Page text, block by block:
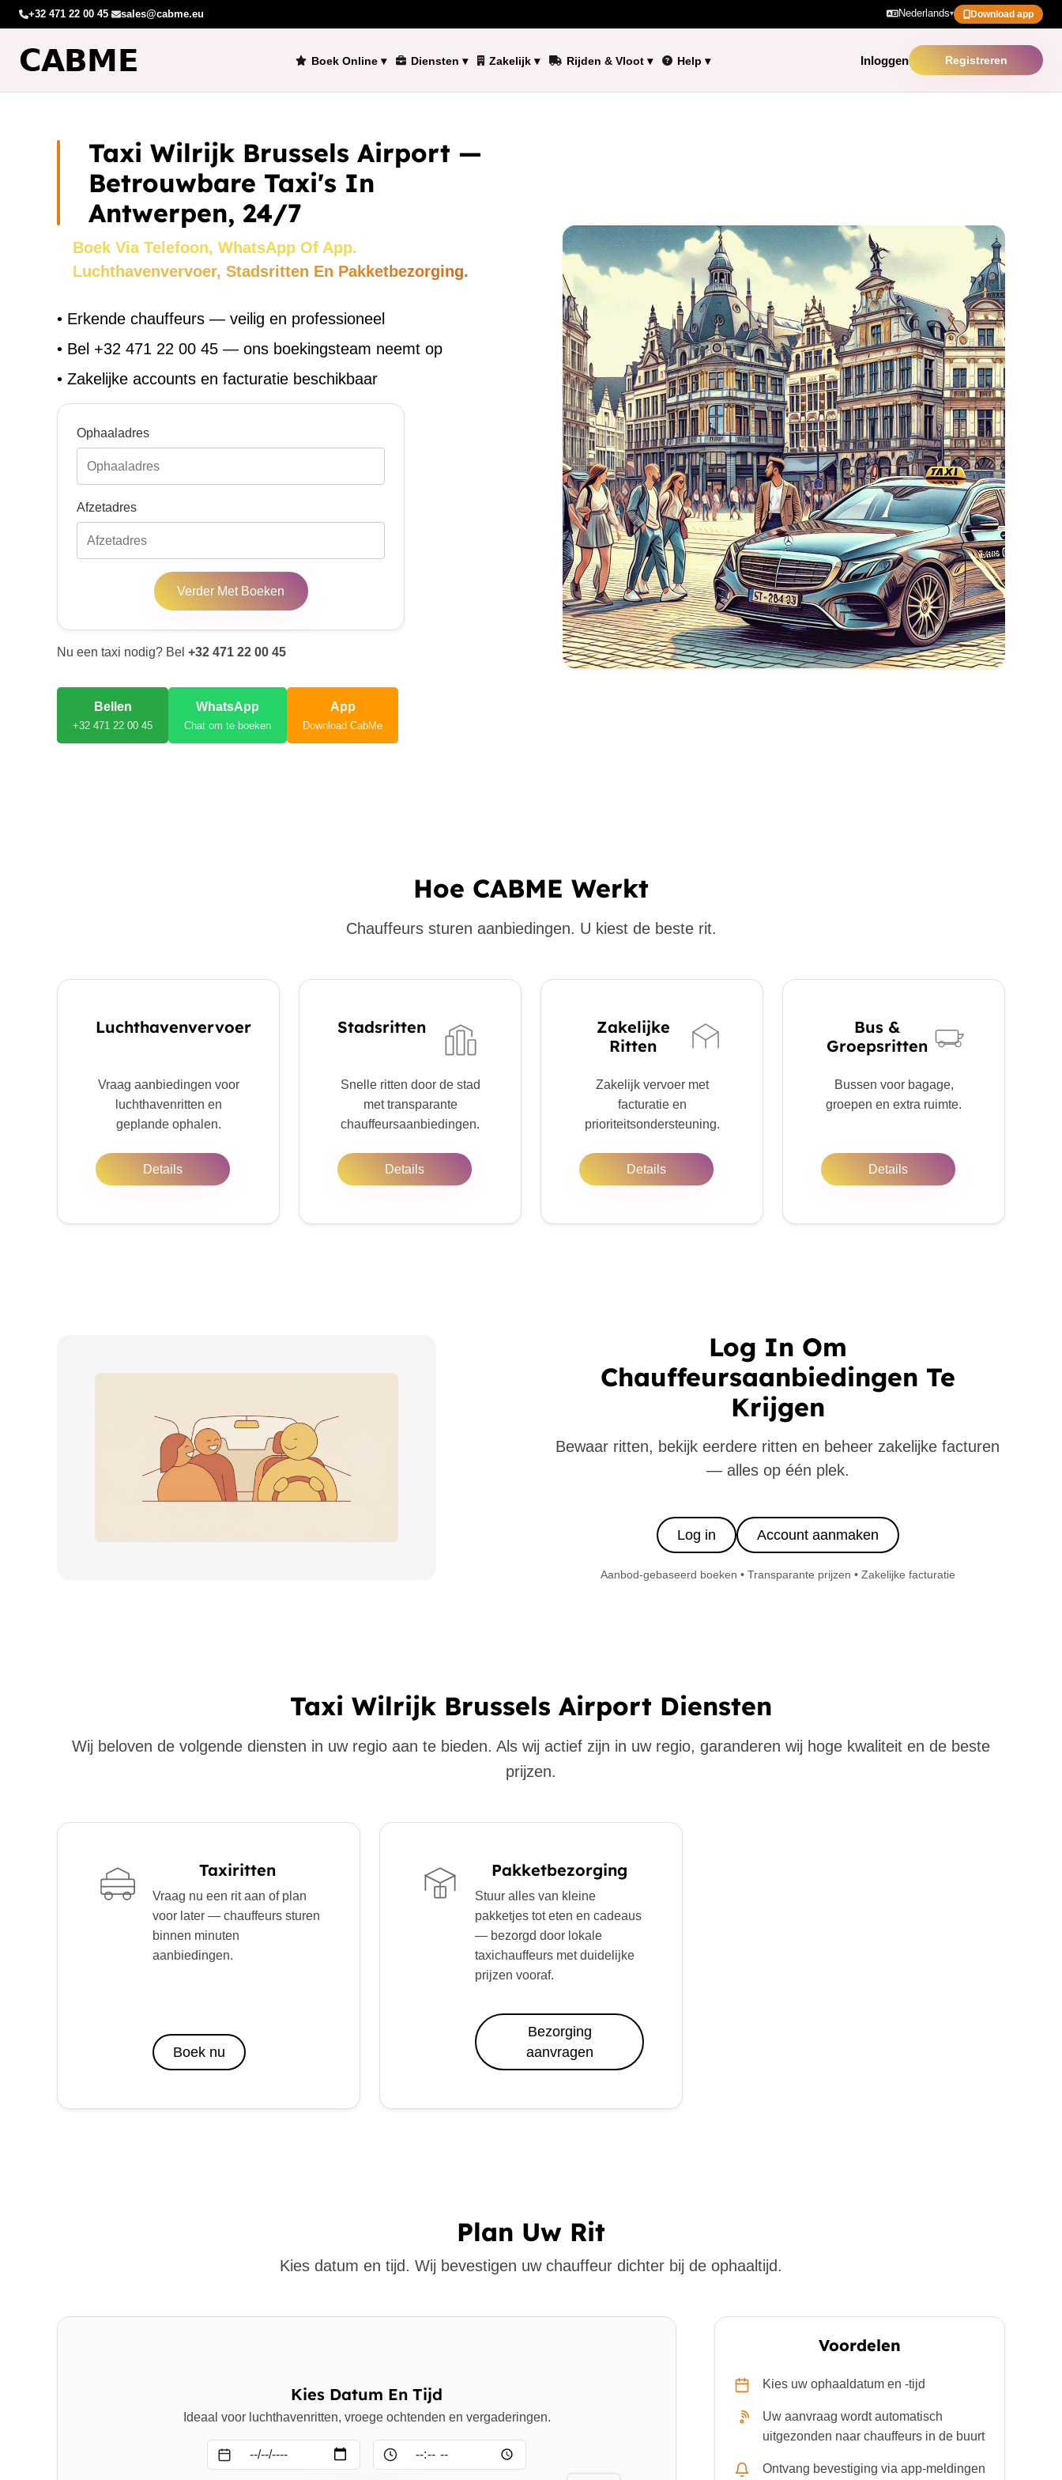
+32 471 22 00 45· sales@cabme.eu Nederlands▾ Download app
Boek Online ▾ Diensten ▾ Zakelijk ▾ Rijden & Vloot ▾ Help ▾ Inloggen Registreren
Taxi Wilrijk Brussels Airport —
Betrouwbare Taxi's In
Antwerpen, 24/7
Boek Via Telefoon, WhatsApp Of App.
Luchthavenvervoer, Stadsritten En Pakketbezorging.
• Erkende chauffeurs — veilig en professioneel
• Bel +32 471 22 00 45 — ons boekingsteam neemt op
• Zakelijke accounts en facturatie beschikbaar
Ophaaladres
Afzetadres
Verder Met Boeken
Nu een taxi nodig? Bel +32 471 22 00 45
Bellen
+32 471 22 00 45
WhatsApp
Chat om te boeken
App
Download CabMe
Hoe CABME Werkt
Chauffeurs sturen aanbiedingen. U kiest de beste rit.
Luchthavenvervoer
Vraag aanbiedingen voor
luchthavenritten en
geplande ophalen.
Details
Stadsritten
Snelle ritten door de stad
met transparante
chauffeursaanbiedingen.
Details
Zakelijke
Ritten
Zakelijk vervoer met
facturatie en
prioriteitsondersteuning.
Details
Bus &
Groepsritten
Bussen voor bagage,
groepen en extra ruimte.
Details
Log In Om
Chauffeursaanbiedingen Te
Krijgen
Bewaar ritten, bekijk eerdere ritten en beheer zakelijke facturen
— alles op één plek.
Log in Account aanmaken
Aanbod-gebaseerd boeken • Transparante prijzen • Zakelijke facturatie
Taxi Wilrijk Brussels Airport Diensten
Wij beloven de volgende diensten in uw regio aan te bieden. Als wij actief zijn in uw regio, garanderen wij hoge kwaliteit en de beste
prijzen.
Taxiritten
Vraag nu een rit aan of plan
voor later — chauffeurs sturen
binnen minuten
aanbiedingen.
Boek nu
Pakketbezorging
Stuur alles van kleine
pakketjes tot eten en cadeaus
— bezorgd door lokale
taxichauffeurs met duidelijke
prijzen vooraf.
Bezorging
aanvragen
Plan Uw Rit
Kies datum en tijd. Wij bevestigen uw chauffeur dichter bij de ophaaltijd.
Kies Datum En Tijd
Ideaal voor luchthavenritten, vroege ochtenden en vergaderingen.
Voordelen
Kies uw ophaaldatum en -tijd
Uw aanvraag wordt automatisch
uitgezonden naar chauffeurs in de buurt
Ontvang bevestiging via app-meldingen